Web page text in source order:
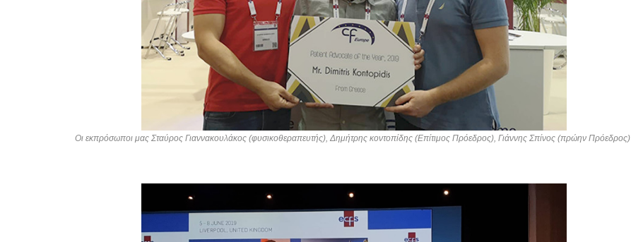
Οι εκπρόσωποι μας Σταύρος Γιαννακουλάκος (φυσικοθεραπευτής), Δημήτρης κοντοπίδης (Επίτιμος Πρόεδρος), Γιάννης Σπίνος (πρώην Πρόεδρος)